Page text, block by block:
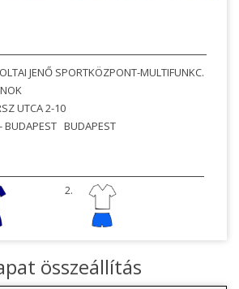
JENŐ SPORTKÖZPONT-MULTIFUNKC.
UTCA 2-10
BUDAPEST BUDAPEST
2.
összeállítás